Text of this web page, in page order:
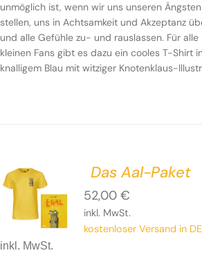
unmöglich ist, wenn wir uns unseren Ängsten
stellen, uns in Achtsamkeit und Akzeptanz
und alle Gefühle zu- und rauslassen. Für alle
kleinen Fans gibt es dazu ein cooles T-Shirt
knalligem Blau mit witziger Knotenklaus-
Das Aal-Paket
52,00 €
inkl. MwSt.
kostenloser Versand in DE
inkl. MwSt.